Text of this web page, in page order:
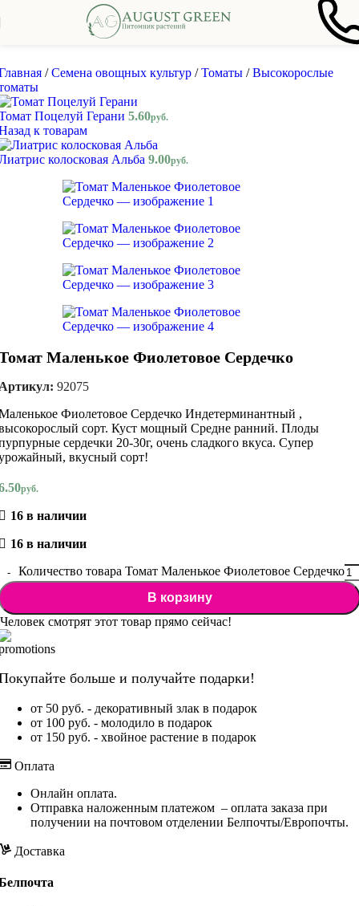
Skip to navigation Skip to main content
/ Семена овощных культур / Томаты / Высокорослые
Поцелуй Герани 5.60руб.
к товарам
колосковая Альба 9.00руб.
Маленькое Фиолетовое Сердечко
92075
Фиолетовое Сердечко Индетерминантный ,
сорт. Куст мощный Средне ранний. Плоды
сердечки 20-30г, очень сладкого вкуса. Супер
вкусный сорт!
руб.
16 в наличии
16 в наличии
Количество товара Томат Маленькое Фиолетовое Сердечко
В корзину
Человек смотрят этот товар прямо сейчас!
больше и получайте подарки!
от 50 руб. - декоративный злак в подарок
от 100 руб. - молодило в подарок
от 150 руб. - хвойное растение в подарок
Оплата
Онлайн оплата.
Отправка наложенным платежом – оплата заказа при
получении на почтовом отделении Белпочты/Европочты.
Доставка